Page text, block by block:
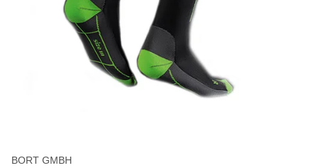
BORT GMBH